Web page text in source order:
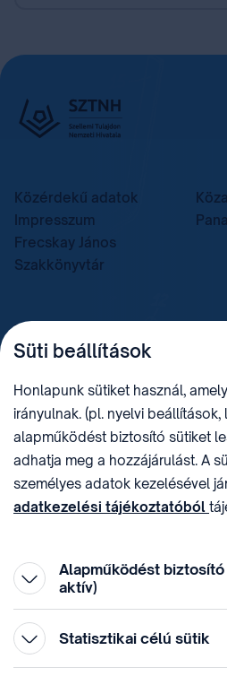
Közérdekű adatok
Impresszum
Frecskay János
Szakkönyvtár
TELEFON
+36 (1) 312 4400
sztnh@hipo.gov.hu
CÍM
1081 Budapest II. János
Pál pápa tér 7.
KÖZÖSSÉGI MÉDIA
Süti beállítások
Honlapunk sütiket használ,
irányulnak. (pl. nyelvi
alapműködést biztosító sütiket
adhatja meg a hozzájárulást. A
személyes adatok kezelésével
adatkezelési tájékoztatóból
Alapműködést
aktív)
Statisztikai célú sütik